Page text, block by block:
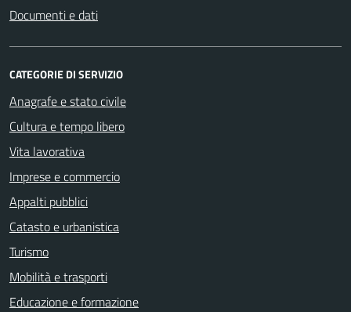
Documenti e dati
CATEGORIE DI SERVIZIO
Anagrafe e stato civile
Cultura e tempo libero
Vita lavorativa
Imprese e commercio
Appalti pubblici
Catasto e urbanistica
Turismo
Mobilità e trasporti
Educazione e formazione